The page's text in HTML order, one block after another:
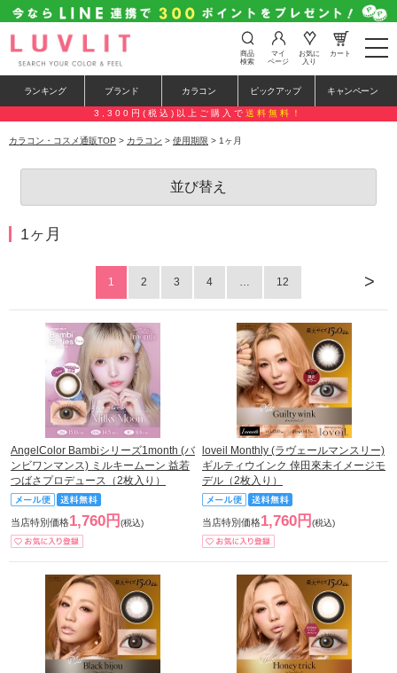
t
o
e
n
t
商品
検索
マイ
ページ
お気に
入り
カート
ランキング ブランド カラコン ピックアップ キャンペーン
3,300円(税込)以上ご購入で 送料無料！
カラコン・コスメ通販TOP > カラコン > 使用期限 > 1ヶ月
並び替え
1ヶ月
>
1 2 3 4 … 12
AngelColor Bambiシリーズ1month (バ
ンビワンマンス) ミルキームーン 益若
つばさプロデュース（2枚入り）
当店特別価格1,760円 (税込)
loveil Monthly (ラヴェールマンスリー)
ギルティウインク 倖田來未イメージモ
デル（2枚入り）
当店特別価格1,760円 (税込)